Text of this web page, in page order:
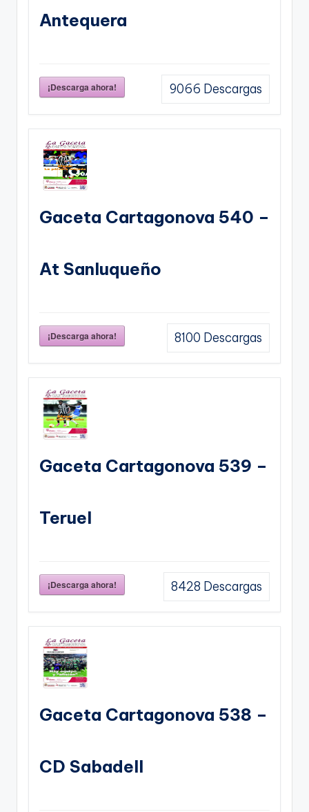
Antequera
¡Descarga ahora! 9066 Descargas
Gaceta Cartagonova 540 –
At Sanluqueño
¡Descarga ahora! 8100 Descargas
Gaceta Cartagonova 539 –
Teruel
¡Descarga ahora! 8428 Descargas
Gaceta Cartagonova 538 –
CD Sabadell